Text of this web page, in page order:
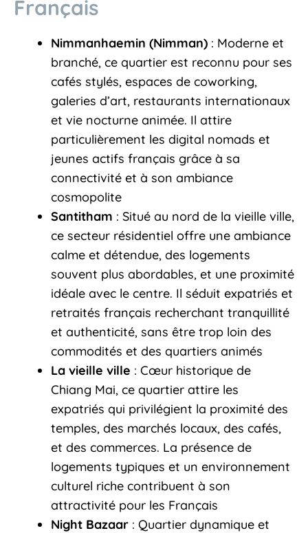
Français
Nimmanhaemin (Nimman) : Moderne et
branché, ce quartier est reconnu pour ses
cafés stylés, espaces de coworking,
galeries d’art, restaurants internationaux
et vie nocturne animée. Il attire
particulièrement les digital nomads et
jeunes actifs français grâce à sa
connectivité et à son ambiance
cosmopolite
Santitham : Situé au nord de la vieille ville,
ce secteur résidentiel offre une ambiance
calme et détendue, des logements
souvent plus abordables, et une proximité
idéale avec le centre. Il séduit expatriés et
retraités français recherchant tranquillité
et authenticité, sans être trop loin des
commodités et des quartiers animés
La vieille ville : Cœur historique de
Chiang Mai, ce quartier attire les
expatriés qui privilégient la proximité des
temples, des marchés locaux, des cafés,
et des commerces. La présence de
logements typiques et un environnement
culturel riche contribuent à son
attractivité pour les Français
Night Bazaar : Quartier dynamique et